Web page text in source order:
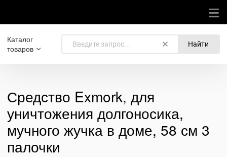
Каталог
товаров
Найти
Средство Exmork, для
уничтожения долгоносика,
мучного жучка в доме, 58 см 3
палочки